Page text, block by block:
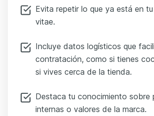
Evita repetir lo que ya está en tu
vitae.
Incluye datos logísticos que
contratación, como si tienes
si vives cerca de la tienda.
Destaca tu conocimiento sobre
internas o valores de la marca.